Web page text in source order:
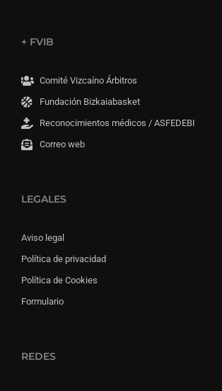
+ FVIB
Comité Vizcaíno Árbitros
Fundación Bizkaiabasket
Reconocimientos médicos / ASFEDEBI
Correo web
LEGALES
Aviso legal
Política de privacidad
Política de Cookies
Formulario
REDES